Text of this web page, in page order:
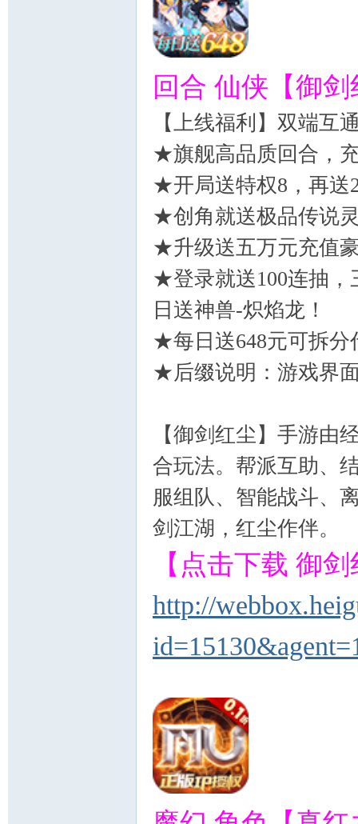
回合 仙侠【御
【上线福利】双端互
★旗舰高品质回合，
★开局送特权8，再送
★创角就送极品传说
★升级送五万元充值
★登录就送100连抽，
日送神兽-炽焰龙！
★每日送648元可拆分
★后缀说明：游戏界
【御剑红尘】手游由
合玩法。帮派互助、
服组队、智能战斗、
剑江湖，红尘作伴。
【点击下载 御
http://